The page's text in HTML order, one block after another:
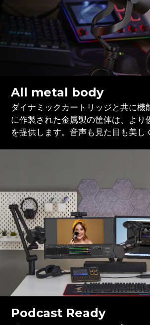
All metal body
ダイナミックカートリッジと共に機
に作製された金属製の筐体は、より
を提供します。音声も見た目も美し
Podcast Ready